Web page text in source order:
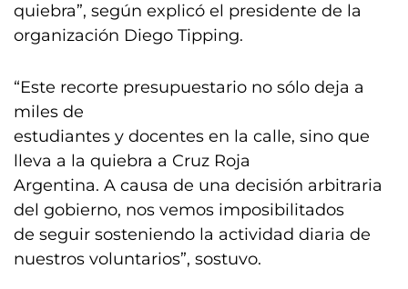
quiebra”, según explicó el presidente de la
organización Diego Tipping.
“Este recorte presupuestario no sólo deja a
miles de
estudiantes y docentes en la calle, sino que
lleva a la quiebra a Cruz Roja
Argentina. A causa de una decisión arbitraria
del gobierno, nos vemos imposibilitados
de seguir sosteniendo la actividad diaria de
nuestros voluntarios”, sostuvo.